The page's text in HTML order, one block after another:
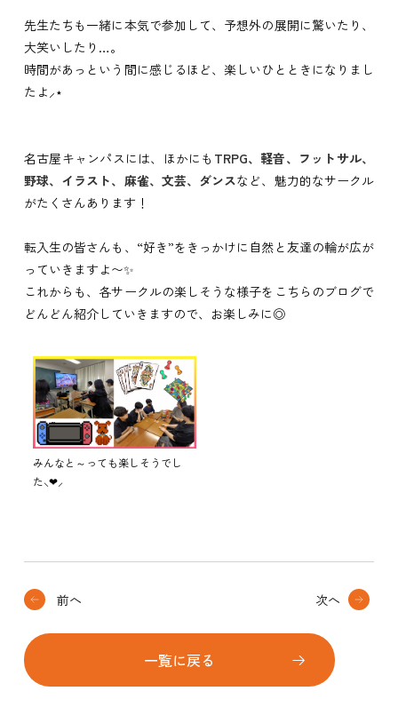
先生たちも一緒に本気で参加して、予想外の展開に驚いたり、
大笑いしたり…。
時間があっという間に感じるほど、楽しいひとときになりまし
たよ⸝⋆
名古屋キャンパスには、ほかにも TRPG、軽音、フットサル、
野球、イラスト、麻雀、文芸、ダンスなど、魅力的なサークル
がたくさんあります！
転入生の皆さんも、“好き”をきっかけに自然と友達の輪が広が
っていきますよ〜✨
これからも、各サークルの楽しそうな様子をこちらのブログで
どんどん紹介していきますので、お楽しみに◎
みんなと～っても楽しそうでし
た⸜❤︎⸝
前へ
一覧に戻る
次へ